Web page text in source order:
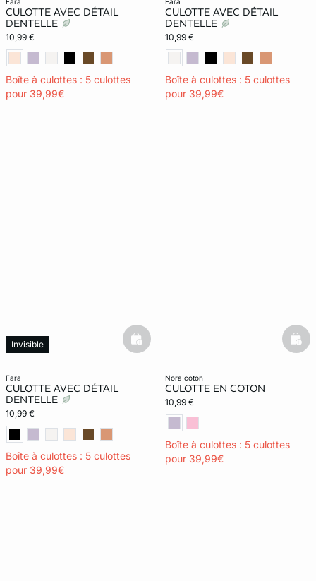
CULOTTE AVEC DÉTAIL
DENTELLE
10,99 €
Boîte à culottes : 5 culottes
pour 39,99€
CULOTTE AVEC DÉTAIL
DENTELLE
10,99 €
Boîte à culottes : 5 culottes
pour 39,99€
fara
CULOTTE AVEC DÉTAIL
DENTELLE
10,99 €
Boîte à culottes : 5 culottes
pour 39,99€
Invisible basketfull
nora coton
CULOTTE EN COTON
10,99 €
Boîte à culottes : 5 culottes
pour 39,99€